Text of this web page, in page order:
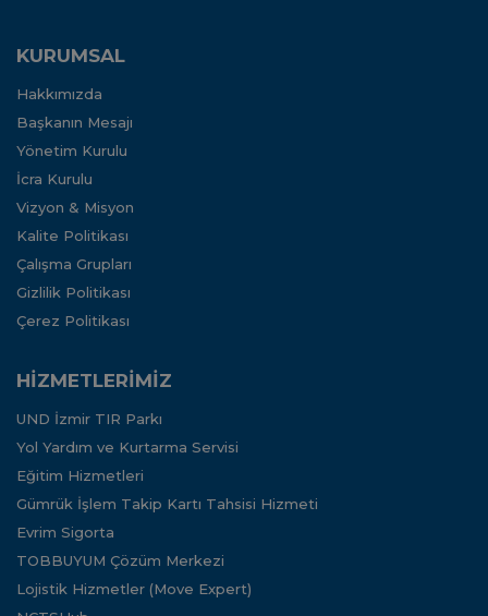
KURUMSAL
Hakkımızda
Başkanın Mesajı
Yönetim Kurulu
İcra Kurulu
Vizyon & Misyon
Kalite Politikası
Çalışma Grupları
Gizlilik Politikası
Çerez Politikası
HİZMETLERİMİZ
UND İzmir TIR Parkı
Yol Yardım ve Kurtarma Servisi
Eğitim Hizmetleri
Gümrük İşlem Takip Kartı Tahsisi Hizmeti
Evrim Sigorta
TOBBUYUM Çözüm Merkezi
Lojistik Hizmetler (Move Expert)